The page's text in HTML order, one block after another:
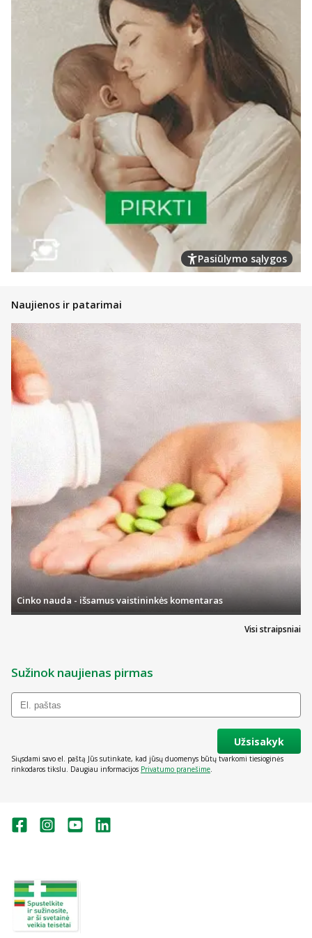
Pasiūlymo sąlygos
Naujienos ir patarimai
Visi straipsniai
Cinko nauda - išsamus vaistininkės komentaras
Sužinok naujienas pirmas
Užsisakyk
Siųsdami savo el. paštą Jūs sutinkate, kad jūsų duomenys būtų tvarkomi tiesioginės
rinkodaros tikslu. Daugiau informacijos Privatumo pranešime.